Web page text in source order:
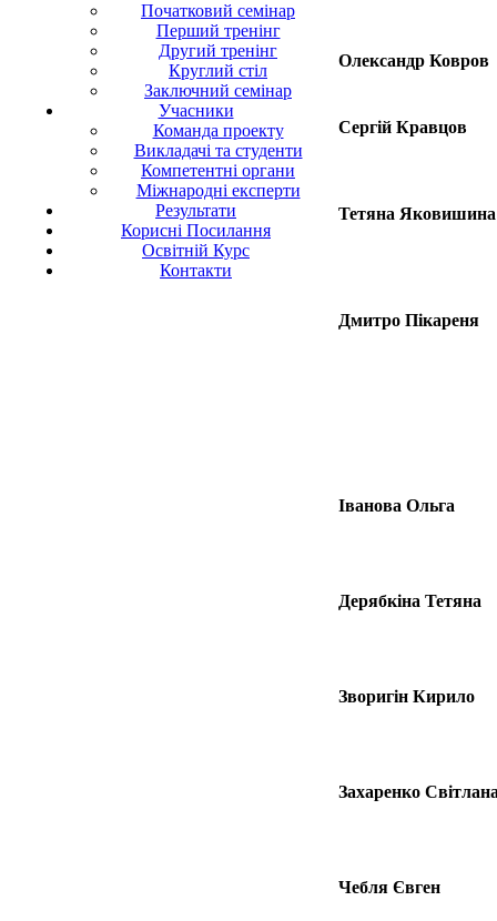
Початковий семінар
Перший тренінг
Другий тренінг
Круглий стіл
Заключний семінар
Учасники
Команда проекту
Викладачі та студенти
Компетентні органи
Міжнародні експерти
Результати
Корисні Посилання
Освітній Курс
Контакти
Олександр Ковров
Сергій Кравцов
Тетяна Яковишина
Дмитро Пікареня
Іванова Ольга
Дерябкіна Тетяна
Зворигін Кирило
Захаренко
Чебля Євген